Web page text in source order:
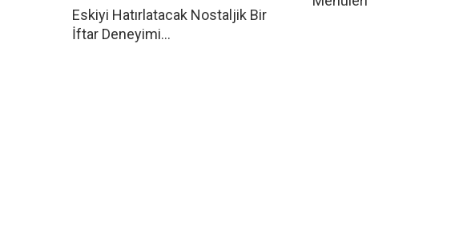
Eskiyi Hatırlatacak Nostaljik Bir
İftar Deneyimi…